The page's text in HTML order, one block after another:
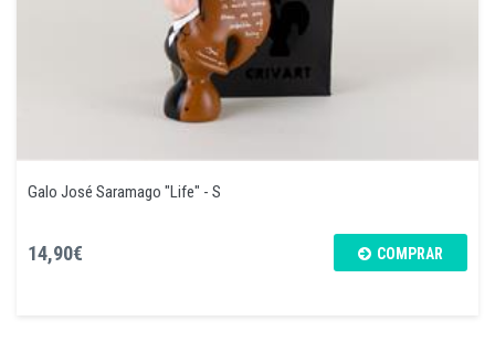
Galo José Saramago "Life" - S
14,90€ COMPRAR